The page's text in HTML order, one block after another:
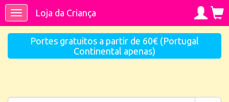
ToggleLoja da Criança
Portes gratuitos a partir de 60€ (Portugal
Continental apenas)